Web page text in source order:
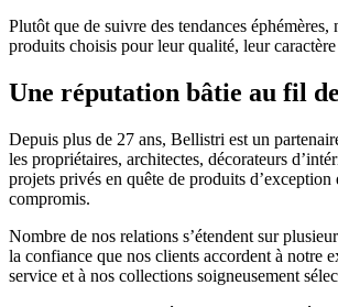
Plutôt que de suivre des tendances
produits choisis pour leur qualité, leur
Une réputation bâtie au fil
Depuis plus de 27 ans, Bellistri est un
les propriétaires, architectes, décorateurs
projets privés en quête de produits d’exception
compromis.
Nombre de nos relations s’étendent sur
la confiance que nos clients accordent à notre
service et à nos collections soigneusement